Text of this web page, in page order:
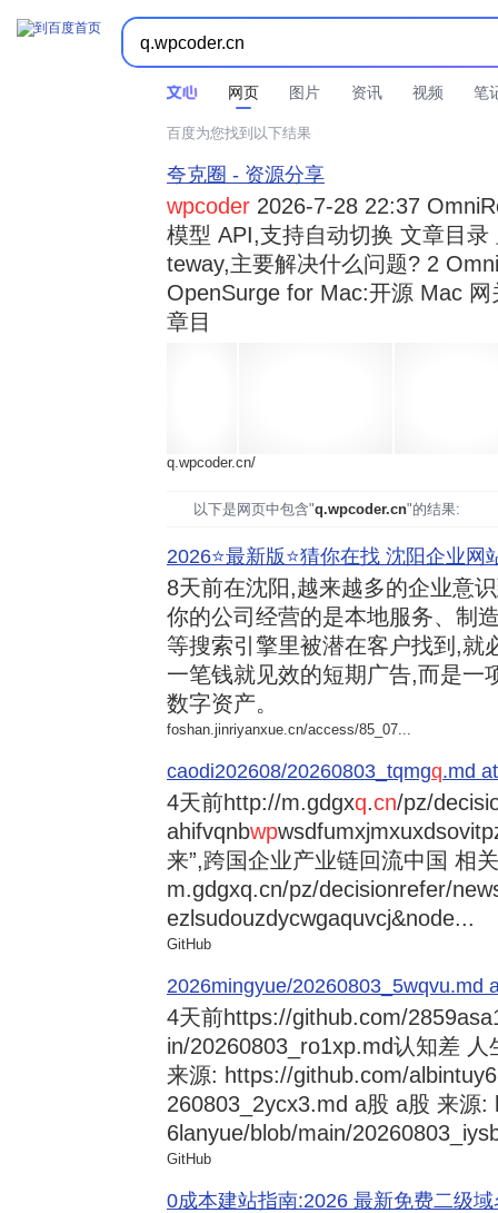
网页 图片 资讯 视频 笔
时间不限  所有网页和文件  站点内检索 
百度为您找到以下结果
夸克圈 - 资源分享
wpcoder 2026-7-28 22:37
模型 API,支持自动切换 文章目
teway,主要解决什么问题? 2
OpenSurge for Mac:开源 Mac
章目
q.wpcoder.cn/
以下是网页中包含"q.wpcoder.cn"的结果:
2026⭐️最新版⭐️猜你在找 沈阳企业网
8天前在沈阳,越来越多的企业意
你的公司经营的是本地服务、制
等搜索引擎里被潜在客户找到,就
一笔钱就见效的短期广告,而是一
数字资产。
foshan.jinriyanxue.cn/access/85_07...
caodi202608/20260803_tqmgq.md
4天前http://m.gdgxq.cn/pz/
ahifvqnbwp
来”,跨国企业产业链回流中国 相
m.gdgxq.cn/pz/decisionrefer/
ezlsudouzdycwgaquvcj&node...
GitHub
2026mingyue/20260803_5wqvu.md
4天前https://github.com/
in/20260803_ro1xp.md认知差
来源: https://github.com/
260803_2ycx3.md a股 a股 来源
6lanyue/blob/main/
GitHub
0成本建站指南:2026 最新免费二级